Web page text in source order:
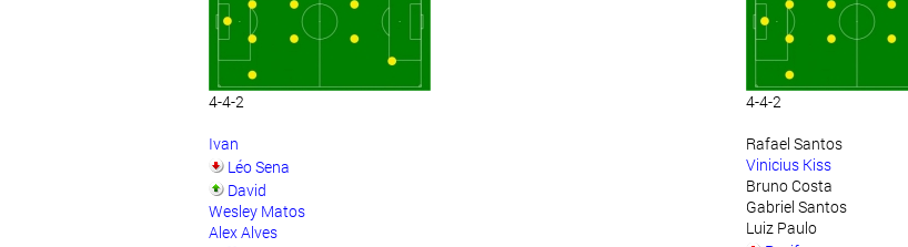
4-4-2
Ivan
Léo Sena
David
Wesley Matos
Alex Alves
4-4-2
Rafael Santos
Vinicius Kiss
Bruno Costa
Gabriel Santos
Luiz Paulo